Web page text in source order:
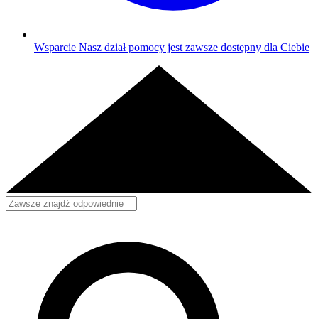
Wsparcie Nasz dział pomocy jest zawsze dostępny dla Ciebie